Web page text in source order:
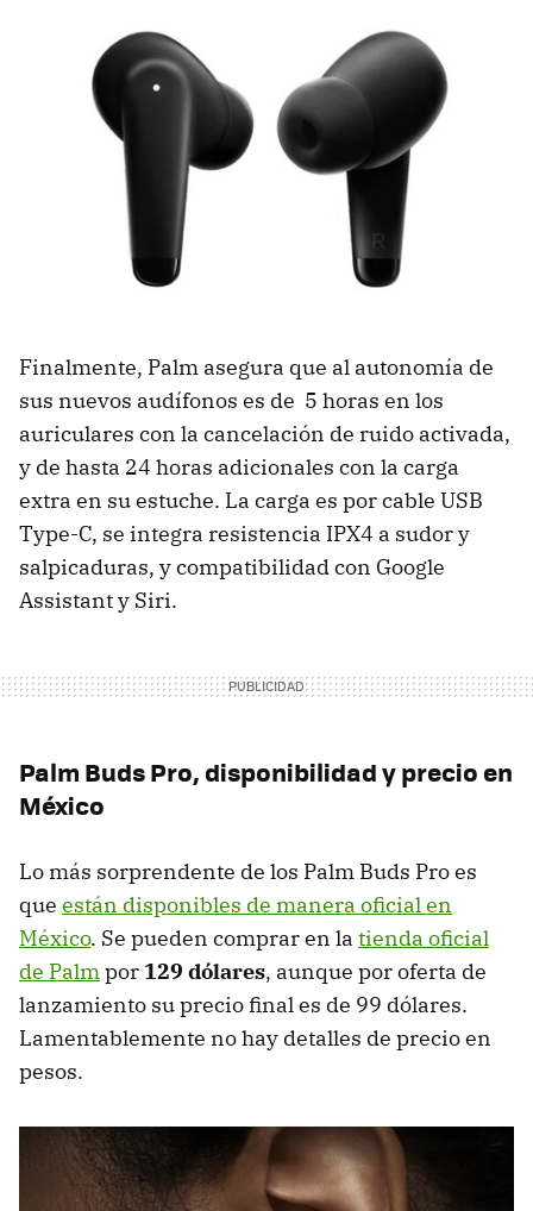
Finalmente, Palm asegura que al autonomía de
sus nuevos audífonos es de 5 horas en los
auriculares con la cancelación de ruido activada,
y de hasta 24 horas adicionales con la carga
extra en su estuche. La carga es por cable USB
Type-C, se integra resistencia IPX4 a sudor y
salpicaduras, y compatibilidad con Google
Assistant y Siri.
Palm Buds Pro, disponibilidad y precio en
México
Lo más sorprendente de los Palm Buds Pro es
que están disponibles de manera oficial en
México. Se pueden comprar en la tienda oficial
de Palmpor 129 dólares, aunque por oferta de
lanzamiento su precio final es de 99 dólares.
Lamentablemente no hay detalles de precio en
pesos.